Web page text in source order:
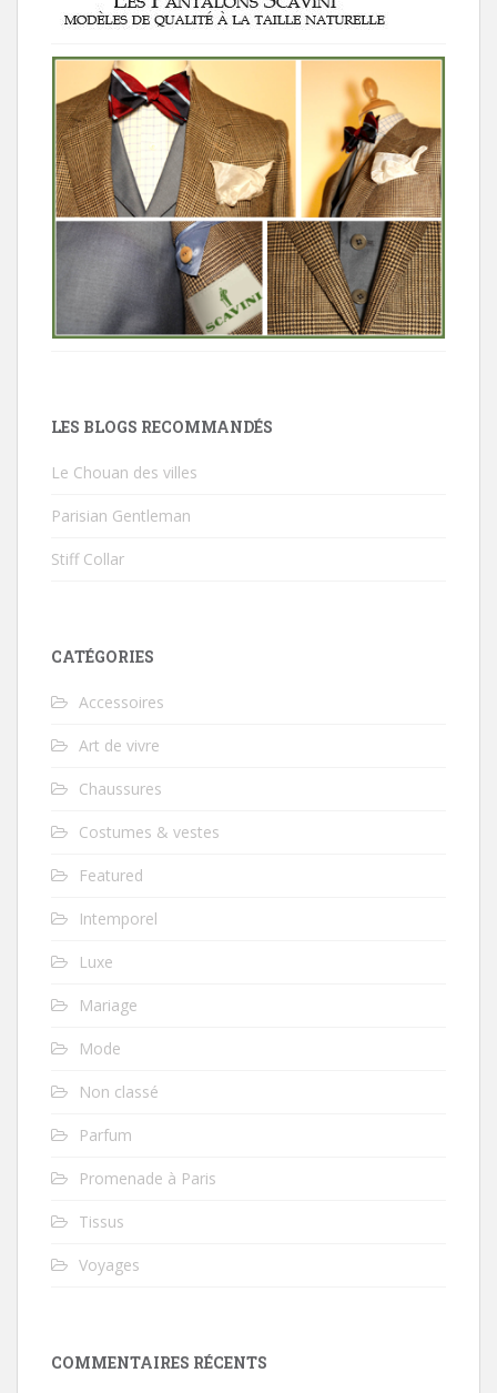
LES BLOGS RECOMMANDÉS
Le Chouan des villes
Parisian Gentleman
Stiff Collar
CATÉGORIES
Accessoires
Art de vivre
Chaussures
Costumes & vestes
Featured
Intemporel
Luxe
Mariage
Mode
Non classé
Parfum
Promenade à Paris
Tissus
Voyages
COMMENTAIRES RÉCENTS